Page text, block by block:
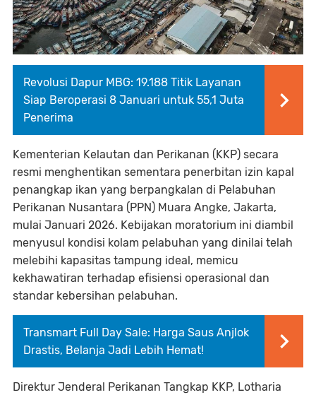
Revolusi Dapur MBG: 19.188 Titik Layanan
Siap Beroperasi 8 Januari untuk 55,1 Juta
Penerima
Kementerian Kelautan dan Perikanan (KKP) secara
resmi menghentikan sementara penerbitan izin kapal
penangkap ikan yang berpangkalan di Pelabuhan
Perikanan Nusantara (PPN) Muara Angke, Jakarta,
mulai Januari 2026. Kebijakan moratorium ini diambil
menyusul kondisi kolam pelabuhan yang dinilai telah
melebihi kapasitas tampung ideal, memicu
kekhawatiran terhadap efisiensi operasional dan
standar kebersihan pelabuhan.
Transmart Full Day Sale: Harga Saus Anjlok
Drastis, Belanja Jadi Lebih Hemat!
Direktur Jenderal Perikanan Tangkap KKP, Lotharia